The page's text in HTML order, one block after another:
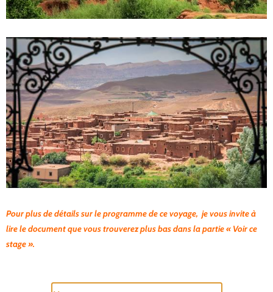
Pour plus de détails sur le programme de ce voyage, je vous invite à
lire le document que vous trouverez plus bas dans la partie « Voir ce
stage ».